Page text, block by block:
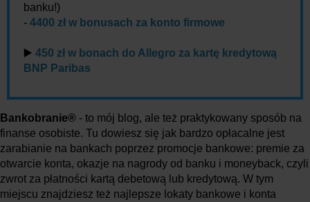
banku!)
- 4400 zł w bonusach za konto firmowe
▶️ 450 zł w bonach do Allegro za kartę kredytową
BNP Paribas
Bankobranie® - to mój blog, ale też praktykowany sposób na
finanse osobiste. Tu dowiesz się jak bardzo opłacalne jest
zarabianie na bankach poprzez promocje bankowe: premie za
otwarcie konta, okazje na nagrody od banku i moneyback, czyli
zwrot za płatności kartą debetową lub kredytową. W tym
miejscu znajdziesz też najlepsze lokaty bankowe i konta